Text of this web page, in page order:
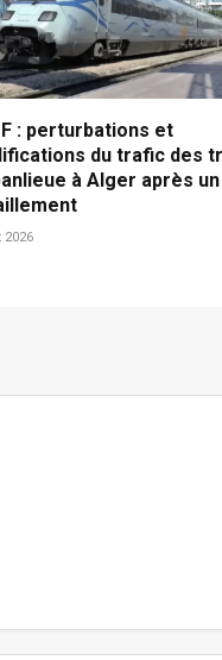
: perturbations et
du trafic des
à Alger après un
2026